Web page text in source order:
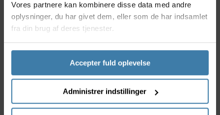
Vores partnere kan kombinere disse data med andre
oplysninger, du har givet dem, eller som de har indsamlet
fra din brug af deres tjenester.
Accepter fuld oplevelse
Administrer indstillinger
Beskrivelse Specifikationer
Denne DCW-1 konusnøgle er produceret til hjemme-
hjulnav. Modellen er med hhv. 13 og 14 mm. kæber og
er ekstra varmebehandlet for at opnå et
langtidsholdbart værktøj.
Specifikationer